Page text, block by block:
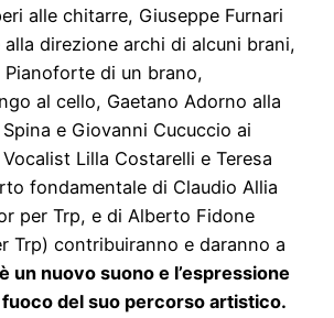
alle chitarre, Giuseppe Furnari
direzione archi di alcuni brani,
Pianoforte di un brano,
al cello, Gaetano Adorno alla
e Giovanni Cucuccio ai
Lilla Costarelli e Teresa
fondamentale di Claudio Allia
per Trp, e di Alberto Fidone
Trp) contribuiranno e daranno a
un nuovo suono e l’espressione
fuoco del suo percorso artistico.